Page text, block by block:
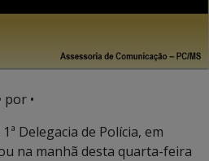
por •
1ª Delegacia de Polícia, em
na manhã desta quarta-feira